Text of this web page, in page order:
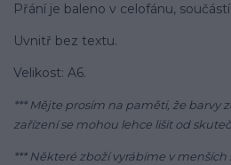
Přání je baleno v celofánu,
Uvnitř bez textu.
Velikost: A6.
*** Mějte prosím na paměti, že barvy
zařízení se mohou lehce lišit od
*** Některé zboží vyrábíme v menších